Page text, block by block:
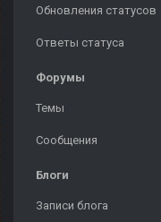
Обновления статусов
Ответы статуса
Форумы
Темы
Сообщения
Блоги
Записи блога